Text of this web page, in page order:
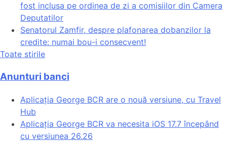
fost inclusa pe ordinea de zi a comisiilor din Camera
Deputatilor
Senatorul Zamfir, despre plafonarea dobanzilor la
credite: numai bou-i consecvent!
Toate stirile
Anunturi banci
Aplicația George BCR are o nouă versiune, cu Travel
Hub
Aplicația George BCR va necesita iOS 17.7 începând
cu versiunea 26.26